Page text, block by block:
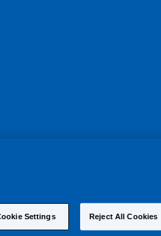
Settings Reject All Cookies